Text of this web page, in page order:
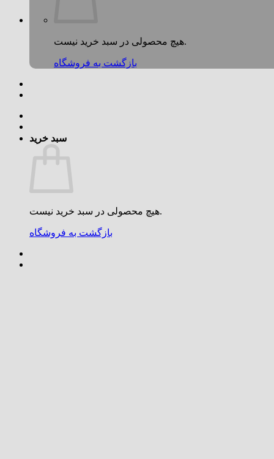
هیچ محصولی در سبد خرید نیست.
بازگشت به فروشگاه
سبد خرید
هیچ محصولی در سبد خرید نیست.
بازگشت به فروشگاه